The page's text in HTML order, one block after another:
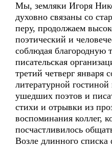
Мы, земляки Игоря
духовно связаны со
перу, продолжаем
поэтический и
соблюдая благородную
писательская
третий четверг января
литературной
ушедших поэтов и
стихи и отрывки из
воспоминания коллег,
посчастливилось
Возле длинного списка